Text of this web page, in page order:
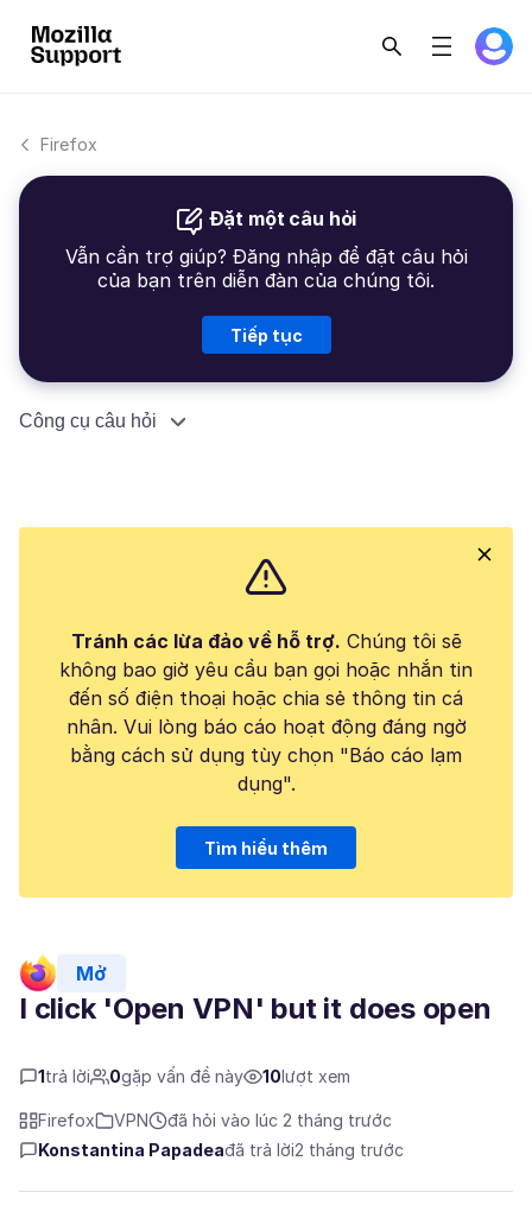
Firefox
Đặt một câu hỏi
Vẫn cần trợ giúp? Đăng nhập để đặt câu hỏi
của bạn trên diễn đàn của chúng tôi.
Tiếp tục
Công cụ câu hỏi
Tránh các lừa đảo về hỗ trợ. Chúng tôi sẽ
không bao giờ yêu cầu bạn gọi hoặc nhắn tin
đến số điện thoại hoặc chia sẻ thông tin cá
nhân. Vui lòng báo cáo hoạt động đáng ngờ
bằng cách sử dụng tùy chọn "Báo cáo lạm
dụng".
Tìm hiểu thêm
Mở
I click 'Open VPN' but it does open
1trả lời 0gặp vấn đề này 10lượt xem
Firefox VPN
đã hỏi vào lúc 2 tháng trước
Konstantina Papadeađã trả lời2 tháng trước